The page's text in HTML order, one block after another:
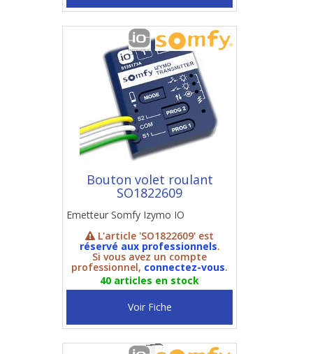
Bouton volet roulant
SO1822609
Emetteur Somfy Izymo IO
L'article 'SO1822609' est
réservé aux professionnels.
Si vous avez un compte
professionnel, connectez-vous.
40 articles en stock
Voir Fiche